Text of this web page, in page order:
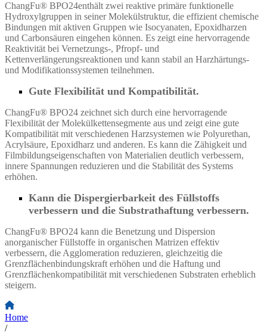
ChangFu® BPO24enthält zwei reaktive primäre funktionelle
Hydroxylgruppen in seiner Molekülstruktur, die effizient chemische
Bindungen mit aktiven Gruppen wie Isocyanaten, Epoxidharzen
und Carbonsäuren eingehen können. Es zeigt eine hervorragende
Reaktivität bei Vernetzungs-, Pfropf- und
Kettenverlängerungsreaktionen und kann stabil an Harzhärtungs-
und Modifikationssystemen teilnehmen.
Gute Flexibilität und Kompatibilität.
ChangFu® BPO24 zeichnet sich durch eine hervorragende
Flexibilität der Molekülkettensegmente aus und zeigt eine gute
Kompatibilität mit verschiedenen Harzsystemen wie Polyurethan,
Acrylsäure, Epoxidharz und anderen. Es kann die Zähigkeit und
Filmbildungseigenschaften von Materialien deutlich verbessern,
innere Spannungen reduzieren und die Stabilität des Systems
erhöhen.
Kann die Dispergierbarkeit des Füllstoffs
verbessern und die Substrathaftung verbessern.
ChangFu® BPO24 kann die Benetzung und Dispersion
anorganischer Füllstoffe in organischen Matrizen effektiv
verbessern, die Agglomeration reduzieren, gleichzeitig die
Grenzflächenbindungskraft erhöhen und die Haftung und
Grenzflächenkompatibilität mit verschiedenen Substraten erheblich
steigern.
Home
/